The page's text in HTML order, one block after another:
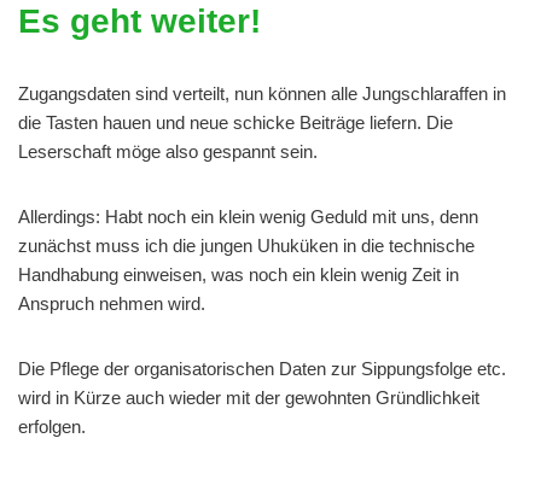
Es geht weiter!
Zugangsdaten sind verteilt, nun können alle Jungschlaraffen in
die Tasten hauen und neue schicke Beiträge liefern. Die
Leserschaft möge also gespannt sein.
Allerdings: Habt noch ein klein wenig Geduld mit uns, denn
zunächst muss ich die jungen Uhuküken in die technische
Handhabung einweisen, was noch ein klein wenig Zeit in
Anspruch nehmen wird.
Die Pflege der organisatorischen Daten zur Sippungsfolge etc.
wird in Kürze auch wieder mit der gewohnten Gründlichkeit
erfolgen.